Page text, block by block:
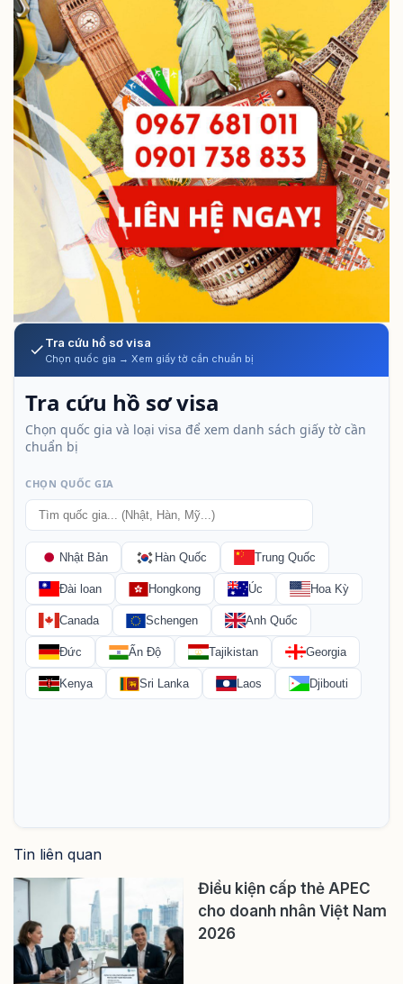
Tra cứu hồ sơ visa
Chọn quốc gia → Xem giấy tờ cần chuẩn bị
Tin liên quan
Điều kiện cấp thẻ APEC
cho doanh nhân Việt Nam
2026